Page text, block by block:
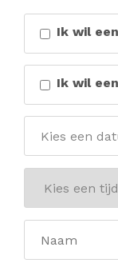
Ik wil
Ik wil